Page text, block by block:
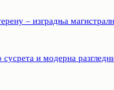
– изградња
и модерна